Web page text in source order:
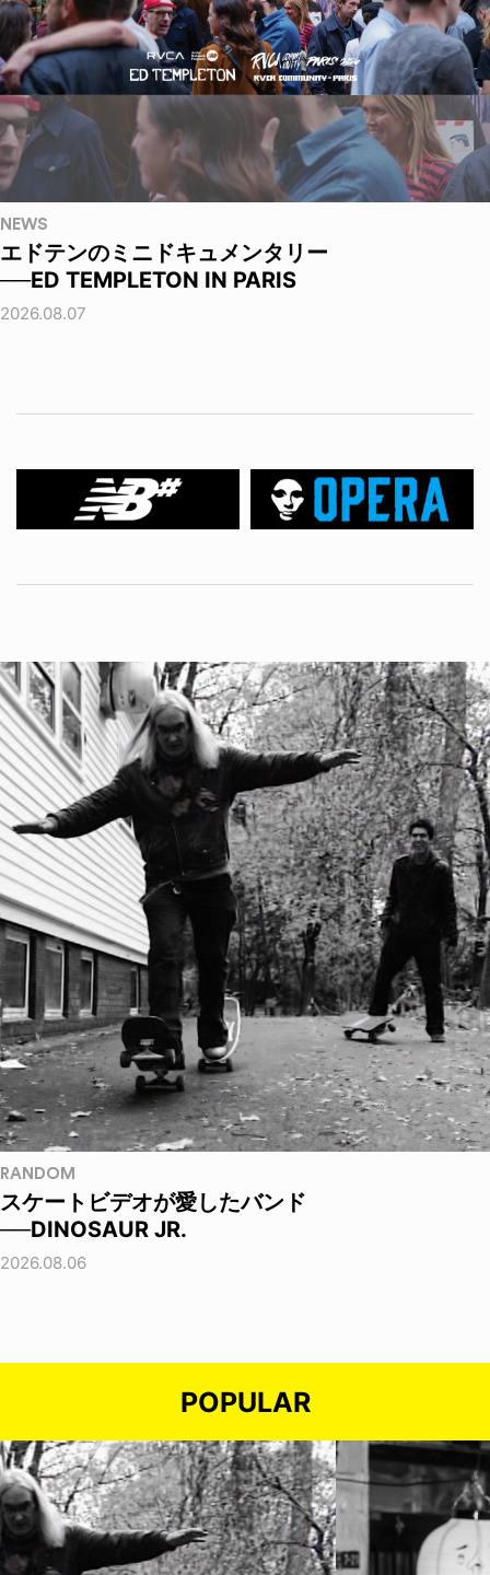
NEWS
エドテンのミニドキュメンタリー
──ED TEMPLETON IN PARIS
2026.08.07
RANDOM
スケートビデオが愛したバンド
──DINOSAUR JR.
2026.08.06
POPULAR